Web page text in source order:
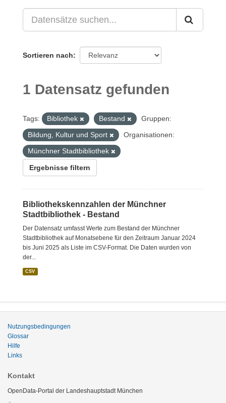
Sortieren nach
1 Datensatz gefunden
Tags: Bibliothek Bestand
Gruppen:
Bildung, Kultur und Sport
Organisationen:
Münchner Stadtbibliothek
Ergebnisse filtern
Bibliothekskennzahlen der Münchner
Stadtbibliothek - Bestand
Der Datensatz umfasst Werte zum Bestand der Münchner
Stadtbibliothek auf Monatsebene für den Zeitraum Januar 2024
bis Juni 2025 als Liste im CSV-Format. Die Daten wurden von
der...
CSV
Nutzungsbedingungen
Glossar
Hilfe
Links
Kontakt
OpenData-Portal der Landeshauptstadt München